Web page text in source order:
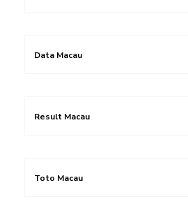
Data Macau
Result Macau
Toto Macau